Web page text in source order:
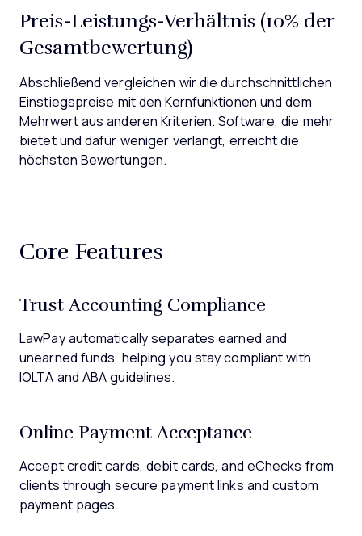
Preis-Leistungs-Verhältnis (10% der
Gesamtbewertung)
Abschließend vergleichen wir die durchschnittlichen
Einstiegspreise mit den Kernfunktionen und dem
Mehrwert aus anderen Kriterien. Software, die mehr
bietet und dafür weniger verlangt, erreicht die
höchsten Bewertungen.
Core Features
Trust Accounting Compliance
LawPay automatically separates earned and
unearned funds, helping you stay compliant with
IOLTA and ABA guidelines.
Online Payment Acceptance
Accept credit cards, debit cards, and eChecks from
clients through secure payment links and custom
payment pages.